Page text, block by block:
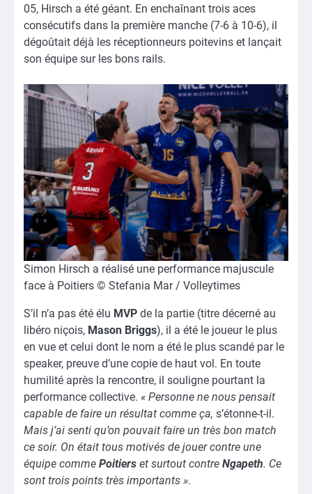
05, Hirsch a été géant. En enchaînant trois aces
consécutifs dans la première manche (7-6 à 10-6), il
dégoûtait déjà les réceptionneurs poitevins et lançait
son équipe sur les bons rails.
Simon Hirsch a réalisé une performance majuscule
face à Poitiers © Stefania Mar / Volleytimes
S’il n’a pas été élu MVP de la partie (titre décerné au
libéro niçois, Mason Briggs), il a été le joueur le plus
en vue et celui dont le nom a été le plus scandé par le
speaker, preuve d’une copie de haut vol. En toute
humilité après la rencontre, il souligne pourtant la
performance collective. « Personne ne nous pensait
capable de faire un résultat comme ça, s’étonne-t-il.
Mais j’ai senti qu’on pouvait faire un très bon match
ce soir. On était tous motivés de jouer contre une
équipe comme Poitiers et surtout contre Ngapeth. Ce
sont trois points très importants ».